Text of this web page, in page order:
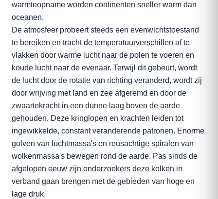
warmteopname worden continenten sneller warm dan
oceanen.
De atmosfeer probeert steeds een evenwichtstoestand
te bereiken en tracht de temperatuurverschillen af te
vlakken door warme lucht naar de polen te voeren en
koude lucht naar de evenaar. Terwijl dit gebeurt, wordt
de lucht door de rotatie van richting veranderd, wordt zij
door wrijving met land en zee afgeremd en door de
zwaartekracht in een dunne laag boven de aarde
gehouden. Deze kringlopen en krachten leiden tot
ingewikkelde, constant veranderende patronen. Enorme
golven van luchtmassa's en reusachtige spiralen van
wolkenmassa's bewegen rond de aarde. Pas sinds de
afgelopen eeuw zijn onderzoekers deze kolken in
verband gaan brengen met de gebieden van hoge en
lage druk.